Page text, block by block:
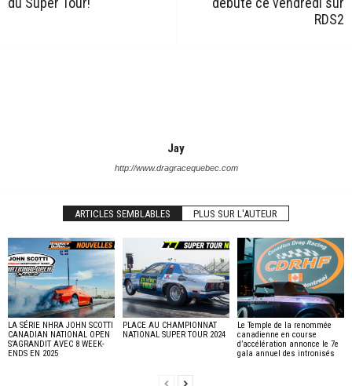
RDS2
Jay
http://www.dragracequebec.com
ARTICLES SEMBLABLES PLUS SUR L'AUTEUR
LA SÉRIE NHRA JOHN SCOTTI
CANADIAN NATIONAL OPEN
S’AGRANDIT AVEC 8 WEEK-
ENDS EN 2025
PLACE AU CHAMPIONNAT
NATIONAL SUPER TOUR 2024
Le Temple de la renommée
canadienne en course
d’accélération annonce le 7e
gala annuel des intronisés